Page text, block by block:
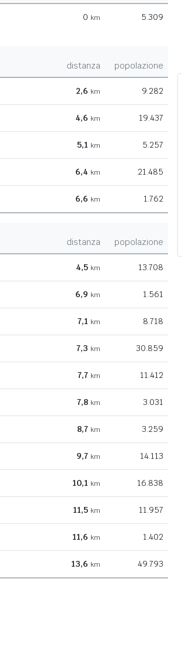
0 km 5.309
distanza popolazione
2,6 km 9.282
4,6 km 19.437
5,1 km 5.257
6,4 km 21.485
6,6 km 1.762
distanza popolazione
4,5 km 13.708
6,9 km 1.561
7,1 km 8.718
7,3 km 30.859
7,7 km 11.412
7,8 km 3.031
8,7 km 3.259
9,7 km 14.113
10,1 km 16.838
11,5 km 11.957
11,6 km 1.402
13,6 km 49.793